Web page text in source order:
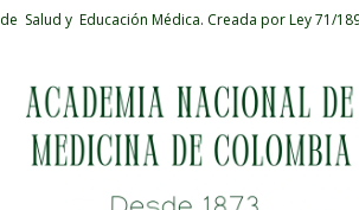
Salud y Educación Médica. Creada por Ley 71/